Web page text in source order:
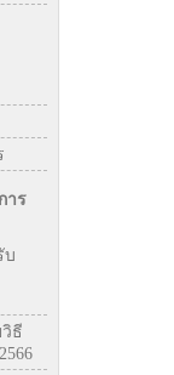
าร
บ
ธี